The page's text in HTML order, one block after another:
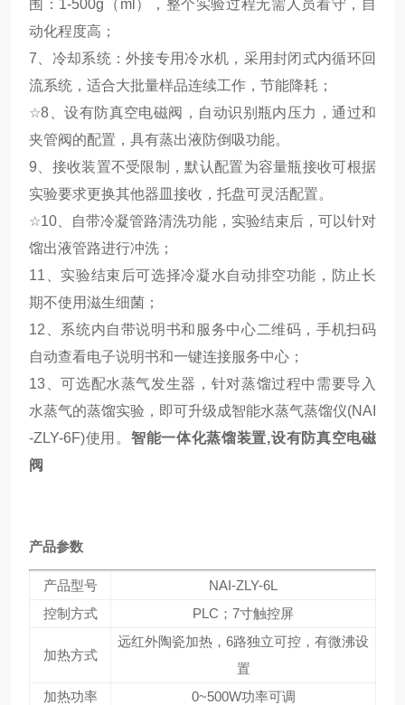
围：1-500g（ml），整个实验过程无需人员看守，自
动化程度高；
7、冷却系统：外接专用冷水机，采用封闭式内循环回
流系统，适合大批量样品连续工作，节能降耗；
☆8、设有防真空电磁阀，自动识别瓶内压力，通过和
夹管阀的配置，具有蒸出液防倒吸功能。
9、接收装置不受限制，默认配置为容量瓶接收可根据
实验要求更换其他器皿接收，托盘可灵活配置。
☆10、自带冷凝管路清洗功能，实验结束后，可以针对
馏出液管路进行冲洗；
11、实验结束后可选择冷凝水自动排空功能，防止长
期不使用滋生细菌；
12、系统内自带说明书和服务中心二维码，手机扫码
自动查看电子说明书和一键连接服务中心；
13、可选配水蒸气发生器，针对蒸馏过程中需要导入
水蒸气的蒸馏实验，即可升级成智能水蒸气蒸馏仪(NAI
-ZLY-6F)使用。 智能一体化蒸馏装置,设有防真空电磁
阀
产品参数
产品型号
NAI-ZLY-6L
控制方式
PLC；7寸触控屏
加热方式
远红外陶瓷加热，6路独立可控，有微沸设
置
加热功率
0~500W功率可调